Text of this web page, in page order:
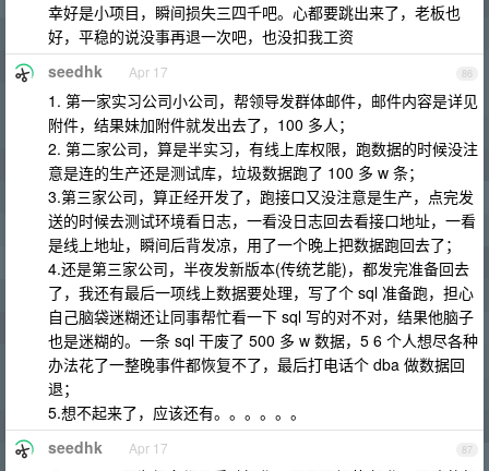
幸好是小项目，瞬间损失三四千吧。心都要跳出来了，老板也
好，平稳的说没事再退一次吧，也没扣我工资
86
seedhk Apr 17
1. 第一家实习公司小公司，帮领导发群体邮件，邮件内容是详见
附件，结果妹加附件就发出去了，100 多人；
2. 第二家公司，算是半实习，有线上库权限，跑数据的时候没注
意是连的生产还是测试库，垃圾数据跑了 100 多 w 条；
3.第三家公司，算正经开发了，跑接口又没注意是生产，点完发
送的时候去测试环境看日志，一看没日志回去看接口地址，一看
是线上地址，瞬间后背发凉，用了一个晚上把数据跑回去了；
4.还是第三家公司，半夜发新版本(传统艺能)，都发完准备回去
了，我还有最后一项线上数据要处理，写了个 sql 准备跑，担心
自己脑袋迷糊还让同事帮忙看一下 sql 写的对不对，结果他脑子
也是迷糊的。一条 sql 干废了 500 多 w 数据，5 6 个人想尽各种
办法花了一整晚事件都恢复不了，最后打电话个 dba 做数据回
退；
5.想不起来了，应该还有。。。。。。
87
seedhk Apr 17